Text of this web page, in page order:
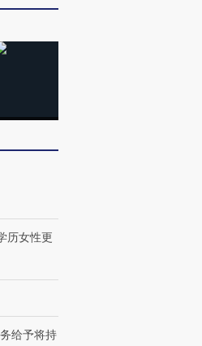
历女性更
给予将持